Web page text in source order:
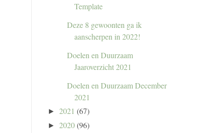
Template
Deze 8 gewoonten ga ik
aanscherpen in 2022!
Doelen en Duurzaam
Jaaroverzicht 2021
Doelen en Duurzaam December
2021
► 2021 (67)
► 2020(96)